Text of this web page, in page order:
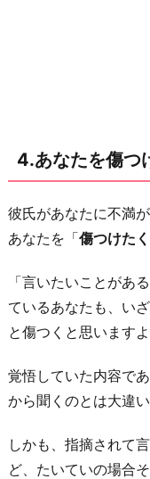
4.あなたを傷つ
彼氏があなたに不満
あなたを「傷つけた
「言いたいことがあ
ているあなたも、い
と傷つくと思いますよ
覚悟していた内容で
から聞くのとは大違い
しかも、指摘されて
ど、たいていの場合